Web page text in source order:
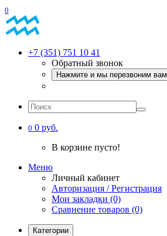
0
+7 (351) 751 10 41
Обратный звонок
Нажмите и мы перезвоним вам
0 0 руб.
В корзине пусто!
Меню
Личный кабинет
Авторизация / Регистрация
Мои закладки (0)
Сравнение товаров (0)
Категории